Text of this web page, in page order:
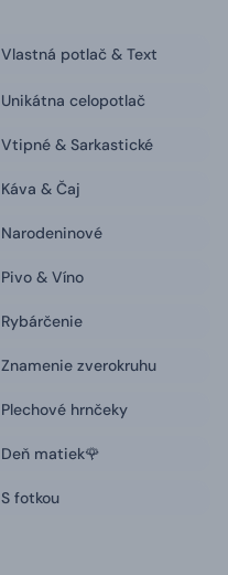
Vlastná potlač & Text
Unikátna celopotlač
Vtipné & Sarkastické
Káva & Čaj
Narodeninové
Pivo & Víno
Rybárčenie
Znamenie zverokruhu
Plechové hrnčeky
Deň matiek🌹
S fotkou